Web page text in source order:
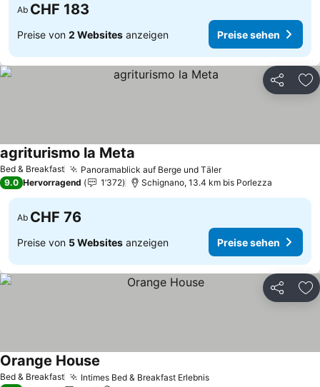
Ab CHF 183
Preise von 2 Websites anzeigen Preise sehen
Teilen
Bed & Breakfast Panoramablick auf Berge und TälerPreise sehen
agriturismo la Meta
9.0 Hervorragend 1’372 Schignano, 13.4 km bis Porlezza
Ab CHF 76
Preise von 5 Websites anzeigen Preise sehen
Teilen
Bed & Breakfast Intimes Bed & Breakfast ErlebnisPreise sehen
Orange House